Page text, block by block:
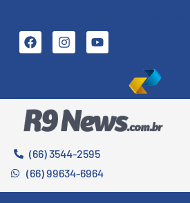
(66) 3544-2595
(66) 99634-6964